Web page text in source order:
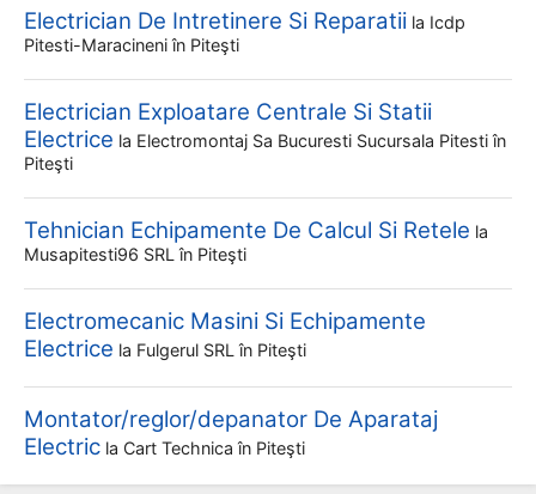
Electrician De Intretinere Si Reparatii la Icdp
Pitesti-Maracineni în Piteşti
Electrician Exploatare Centrale Si Statii
Electrice la Electromontaj Sa Bucuresti Sucursala Pitesti în
Piteşti
Tehnician Echipamente De Calcul Si Retele la
Musapitesti96 SRL în Piteşti
Electromecanic Masini Si Echipamente
Electrice la Fulgerul SRL în Piteşti
Montator/reglor/depanator De Aparataj
Electric la Cart Technica în Piteşti